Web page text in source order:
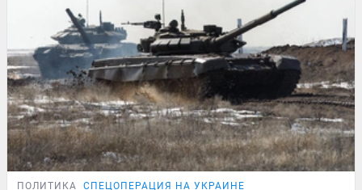
ПОЛИТИКА СПЕЦОПЕРАЦИЯ НА УКРАИНЕ